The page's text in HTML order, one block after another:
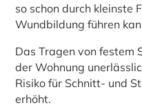
so schon durch kleinste
Wundbildung führen
Das Tragen von festem
der Wohnung
Risiko für Schnitt- und
erhöht.